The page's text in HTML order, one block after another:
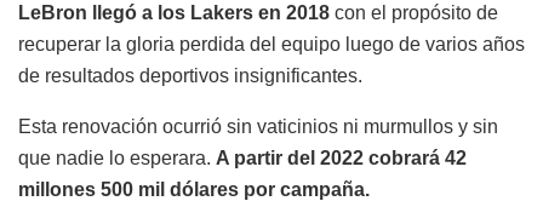
LeBron llegó a los Lakers en 2018 con el propósito de
recuperar la gloria perdida del equipo luego de varios años
de resultados deportivos insignificantes.
Esta renovación ocurrió sin vaticinios ni murmullos y sin
que nadie lo esperara. A partir del 2022 cobrará 42
millones 500 mil dólares por campaña.